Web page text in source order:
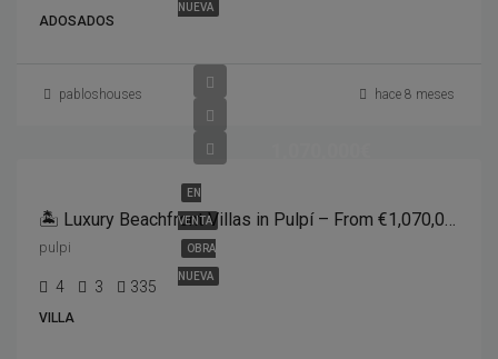
NUEVA
ADOSADOS
pabloshouses hace 8 meses
EN
VENTA
OBRA
NUEVA
🏝️ Luxury Beachfront Villas in Pulpí – From €1,070,000
pulpi
4 3 335
VILLA